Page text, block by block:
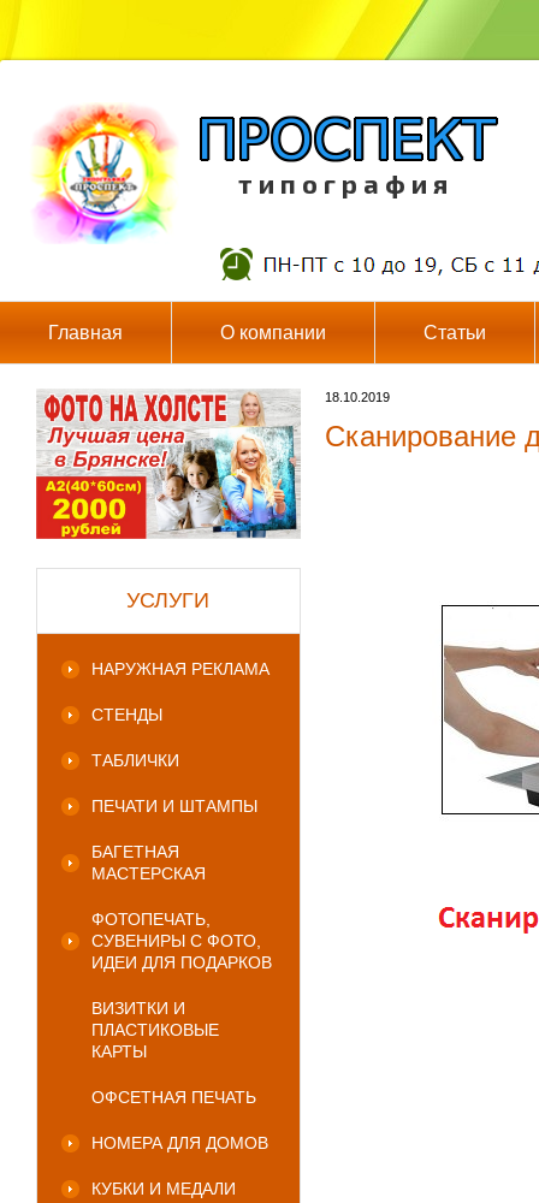
т и п о г р а ф и я
Главная О компании Статьи
УСЛУГИ
НАРУЖНАЯ РЕКЛАМА
СТЕНДЫ
ТАБЛИЧКИ
ПЕЧАТИ И ШТАМПЫ
БАГЕТНАЯ
МАСТЕРСКАЯ
ФОТОПЕЧАТЬ,
СУВЕНИРЫ С ФОТО,
ИДЕИ ДЛЯ ПОДАРКОВ
ВИЗИТКИ И
ПЛАСТИКОВЫЕ
КАРТЫ
ОФСЕТНАЯ ПЕЧАТЬ
НОМЕРА ДЛЯ ДОМОВ
КУБКИ И МЕДАЛИ
18.10.2019
Сканирование